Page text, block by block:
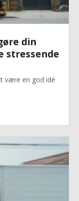
din
stressende
være en god idé